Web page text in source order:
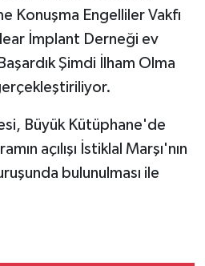
Konuşma Engelliler Vakfı
İmplant Derneği ev
Şimdi İlham Olma
Büyük Kütüphane'de
açılışı İstiklal Marşı'nın
bulunulması ile